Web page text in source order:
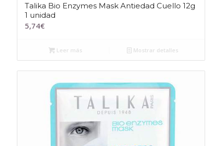
Talika Bio Enzymes Mask Antiedad Cuello 12g
1 unidad
5,74€
Leer más Mostrar detalles